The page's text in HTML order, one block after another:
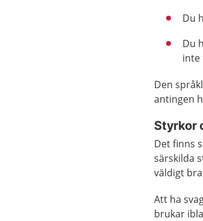
Du
Du
inte
Den
antingen
Styrkor
Det finns
särskilda
väldigt
Att ha
brukar